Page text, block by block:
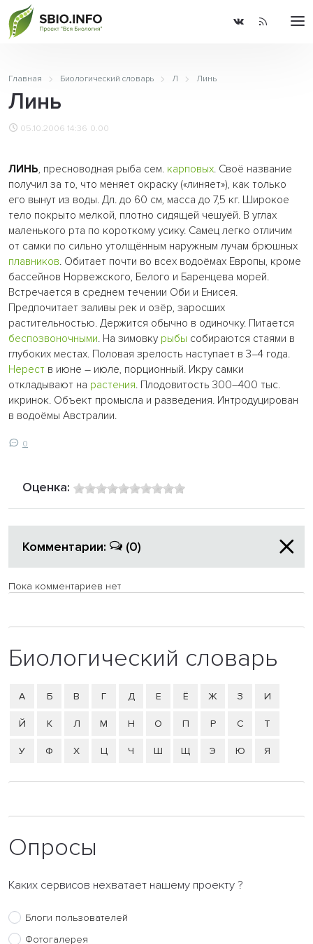
Главная Биологический словарь Л Линь
Линь
05.10.2006 14:36 0.00
ЛИНЬ, пресноводная рыба сем. карповых. Своё название
получил за то, что меняет окраску («линяет»), как только
его вынут из воды. Дл. до 60 см, масса до 7,5 кг. Широкое
тело покрыто мелкой, плотно сидящей чешуёй. В углах
маленького рта по короткому усику. Самец легко отличим
от самки по сильно утолщённым наружным лучам брюшных
плавников. Обитает почти во всех водоёмах Европы, кроме
бассейнов Норвежского, Белого и Баренцева морей.
Встречается в среднем течении Оби и Енисея.
Предпочитает заливы рек и озёр, заросших
растительностью. Держится обычно в одиночку. Питается
беспозвоночными. На зимовку рыбы собираются стаями в
глубоких местах. Половая зрелость наступает в 3–4 года.
Нерест в июне – июле, порционный. Икру самки
откладывают на растения. Плодовитость 300–400 тыс.
икринок. Объект промысла и разведения. Интродуцирован
в водоёмы Австралии.
0
Оценка:
Комментарии: (0)
Пока комментариев нет
Биологический словарь
А Б В Г Д Е Ё Ж З И
Й К Л М Н О П Р С Т
У Ф Х Ц Ч Ш Щ Э Ю Я
Опросы
Каких сервисов нехватает нашему проекту ?
Блоги пользователей
Фотогалерея